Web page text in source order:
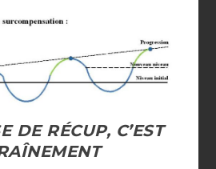
DE RÉCUP, C’EST